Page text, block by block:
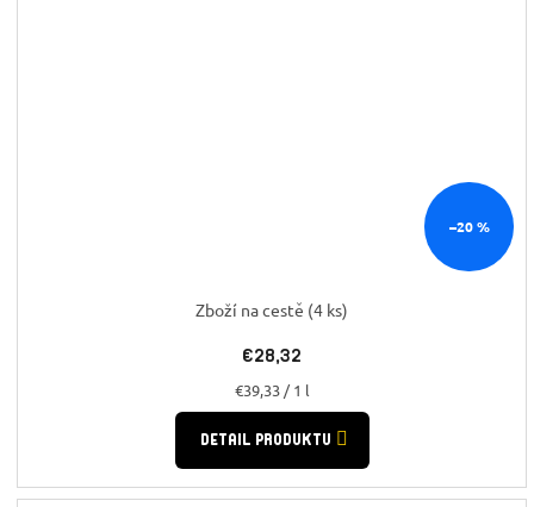
–20 %
Zboží na cestě (4 ks)
€28,32
Jednotková
cena:
€39,33 / 1 l
DETAIL PRODUKTU